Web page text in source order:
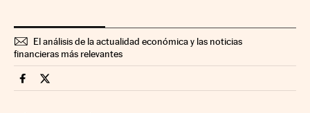
El análisis de la actualidad económica y las noticias
financieras más relevantes
Economia Cinco Días en Facebook
Economia Cinco Días en Twitter